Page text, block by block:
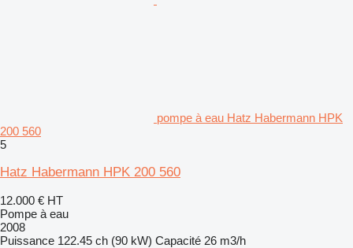
pompe à eau Hatz Habermann HPK
200 560
5
Hatz Habermann HPK 200 560
12.000 € HT
Pompe à eau
2008
Puissance 122.45 ch (90 kW) Capacité 26 m3/h